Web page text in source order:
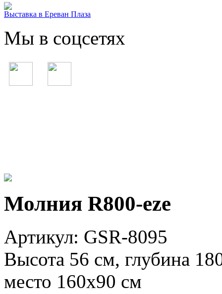
Выставка в Ереван Плаза
Мы в соцсетях
Молния R800-eze
Артикул: GSR-8095
Высота 56 см, глубина
место 160x90 см